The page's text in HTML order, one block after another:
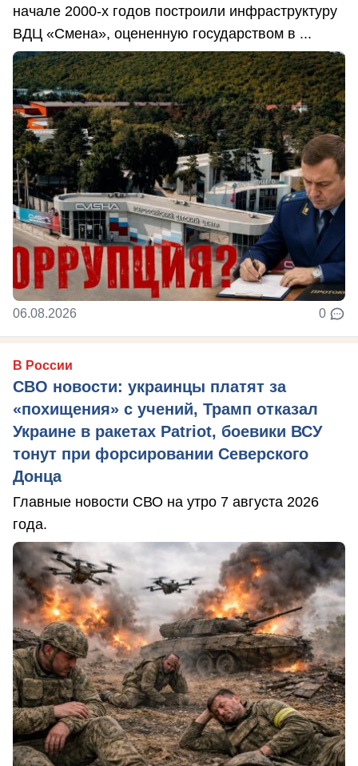
начале 2000-х годов построили инфраструктуру
ВДЦ «Смена», оцененную государством в ...
06.08.2026 0
В России
СВО новости: украинцы платят за
«похищения» с учений, Трамп отказал
Украине в ракетах Patriot, боевики ВСУ
тонут при форсировании Северского
Донца
Главные новости СВО на утро 7 августа 2026
года.